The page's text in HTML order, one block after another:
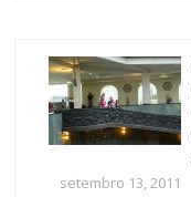
setembro 13, 2011